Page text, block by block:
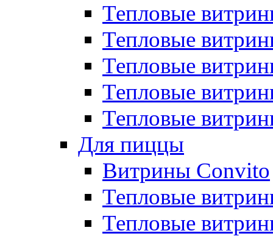
Тепловые
Тепловые
Тепловые
Тепловые
Тепловые
Для пиццы
Витрины Convito
Тепловые
Тепловые